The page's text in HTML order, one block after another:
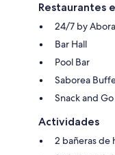
Restaurantes
24/7 by Abora
Bar Hall
Pool Bar
Saborea
Snack and Go
Actividades
2 bañeras de